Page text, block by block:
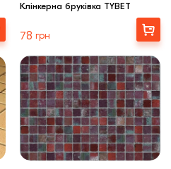
Клінкерна бруківка TYBET
78 грн
Купити